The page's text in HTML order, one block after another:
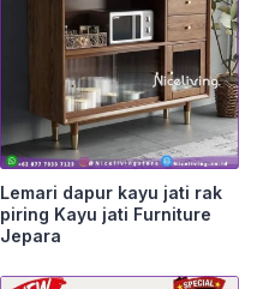
Lemari dapur kayu jati rak
piring Kayu jati Furniture
Jepara